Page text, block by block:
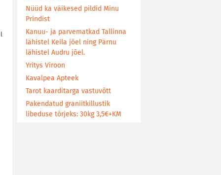
Nüüd ka väikesed pildid Minu
Prindist
Kanuu- ja parvematkad Tallinna
lähistel Keila jõel ning Pärnu
lähistel Audru jõel.
Yritys Viroon
Kavalpea Apteek
Tarot kaarditarga vastuvõtt
Pakendatud graniitkillustik
libeduse tõrjeks: 30kg 3,5€+KM